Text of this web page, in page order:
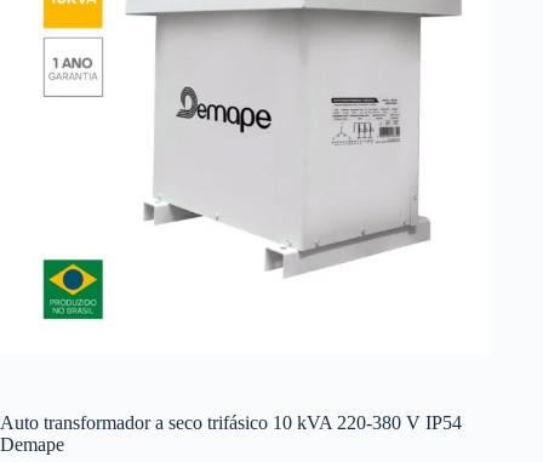
Auto transformador a seco trifásico 10 kVA 220-380 V IP54
Demape